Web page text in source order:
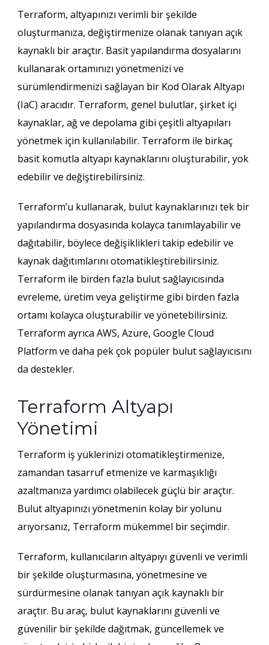
Terraform, altyapınızı verimli bir şekilde
oluşturmanıza, değiştirmenize olanak tanıyan açık
kaynaklı bir araçtır. Basit yapılandırma dosyalarını
kullanarak ortamınızı yönetmenizi ve
sürümlendirmenizi sağlayan bir Kod Olarak Altyapı
(IaC) aracıdır. Terraform, genel bulutlar, şirket içi
kaynaklar, ağ ve depolama gibi çeşitli altyapıları
yönetmek için kullanılabilir. Terraform ile birkaç
basit komutla altyapı kaynaklarını oluşturabilir, yok
edebilir ve değiştirebilirsiniz.
Terraform’u kullanarak, bulut kaynaklarınızı tek bir
yapılandırma dosyasında kolayca tanımlayabilir ve
dağıtabilir, böylece değişiklikleri takip edebilir ve
kaynak dağıtımlarını otomatikleştirebilirsiniz.
Terraform ile birden fazla bulut sağlayıcısında
evreleme, üretim veya geliştirme gibi birden fazla
ortamı kolayca oluşturabilir ve yönetebilirsiniz.
Terraform ayrıca AWS, Azure, Google Cloud
Platform ve daha pek çok popüler bulut sağlayıcısını
da destekler.
Terraform Altyapı
Yönetimi
Terraform iş yüklerinizi otomatikleştirmenize,
zamandan tasarruf etmenize ve karmaşıklığı
azaltmanıza yardımcı olabilecek güçlü bir araçtır.
Bulut altyapınızı yönetmenin kolay bir yolunu
arıyorsanız, Terraform mükemmel bir seçimdir.
Terraform, kullanıcıların altyapıyı güvenli ve verimli
bir şekilde oluşturmasına, yönetmesine ve
sürdürmesine olanak tanıyan açık kaynaklı bir
araçtır. Bu araç, bulut kaynaklarını güvenli ve
güvenilir bir şekilde dağıtmak, güncellemek ve